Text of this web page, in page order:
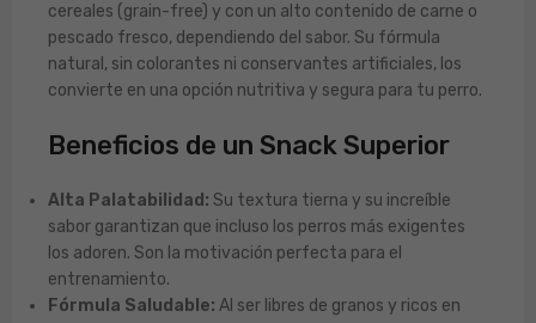
cereales (grain-free) y con un alto contenido de carne o
pescado fresco, dependiendo del sabor. Su fórmula
natural, sin colorantes ni conservantes artificiales, los
convierte en una opción nutritiva y segura para tu perro.
Beneficios de un Snack Superior
Alta Palatabilidad: Su textura tierna y su increíble
sabor garantizan que incluso los perros más exigentes
los adoren. Son la motivación perfecta para el
entrenamiento.
Fórmula Saludable: Al ser libres de granos y ricos en